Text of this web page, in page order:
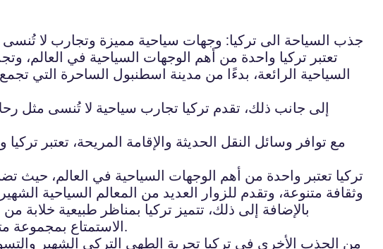
جذب السياحة الى تركيا: وجهات سياحية مميزة وتجارب لا تُنسى
تعتبر تركيا واحدة من أهم الوجهات السياحية في العالم،
السياحية الرائعة، بدءًا من مدينة اسطنبول الساحرة التي
إلى جانب ذلك، تقدم تركيا تجارب سياحية لا تُنسى مثل
مع توافر وسائل النقل الحديثة والإقامة المريحة، تعتبر
تركيا تعتبر واحدة من أهم الوجهات السياحية في العالم، حيث
وثقافة متنوعة، وتقدم للزوار العديد من المعالم السياحية
بالإضافة إلى ذلك، تتميز تركيا بمناظر طبيعية خلابة
الاستمتاع بمجموعة متنوعة من الأنشطة الرياضية والترفيهية مثل ركوب الأمواج والتزلج على الثلج والتجول في الغابات.
من الجذب الأخرى في تركيا تجربة الطهي التركي الشهير والتسوق